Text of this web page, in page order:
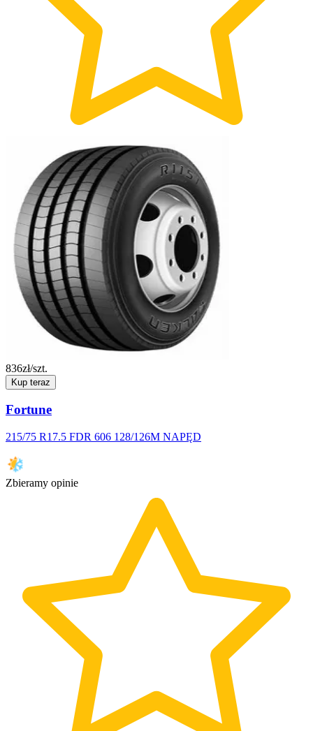
836zł/szt.
Kup teraz
Fortune
215/75 R17.5 FDR 606 128/126M NAPĘD
Zbieramy opinie